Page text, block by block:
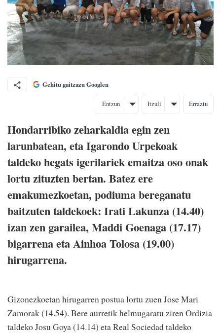
Gehitu gaitzazu Googlen
Entzun Itzuli Erraztu
Hondarribiko zeharkaldia egin zen
larunbatean, eta Igarondo Urpekoak
taldeko hegats igerilariek emaitza oso onak
lortu zituzten bertan. Batez ere
emakumezkoetan, podiuma bereganatu
baitzuten taldekoek: Irati Lakunza (14.40)
izan zen garailea, Maddi Goenaga (17.17)
bigarrena eta Ainhoa Tolosa (19.00)
hirugarrena.
Gizonezkoetan hirugarren postua lortu zuen Jose Mari
Zamorak (14.54). Bere aurretik helmugaratu ziren Ordizia
taldeko Josu Goya (14.14) eta Real Sociedad taldeko